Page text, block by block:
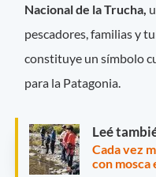
Nacional de la Trucha,
pescadores, familias y
constituye un símbolo
para la Patagonia.
Leé
Cada vez
con mosca